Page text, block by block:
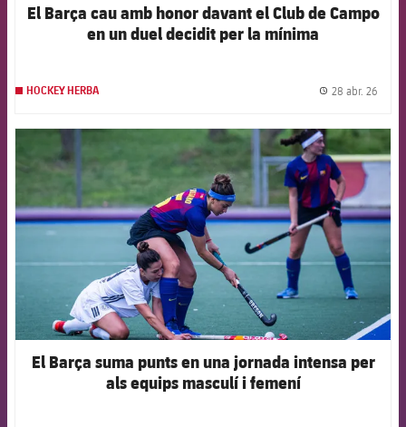
El Barça cau amb honor davant el Club de Campo
en un duel decidit per la mínima
HOCKEY HERBA 28 abr. 26
FCB Barcelona badge
El Barça suma punts en una jornada intensa per
als equips masculí i femení